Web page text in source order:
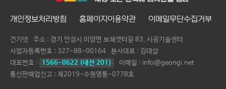
개인정보처리방침 홈페이지이용약관 이메일무단수집거부
건기넷
주소 : 경기 안성시 미양면 보체샛터길 83, 시공기술센터
사업자등록번호 : 327-88-00164 본사대표 : 김대삼
대표번호 :
1566-0622 (내선 201)
이메일 : info@geongi.net
통신판매업신고 : 제2019-수원영통-0778호